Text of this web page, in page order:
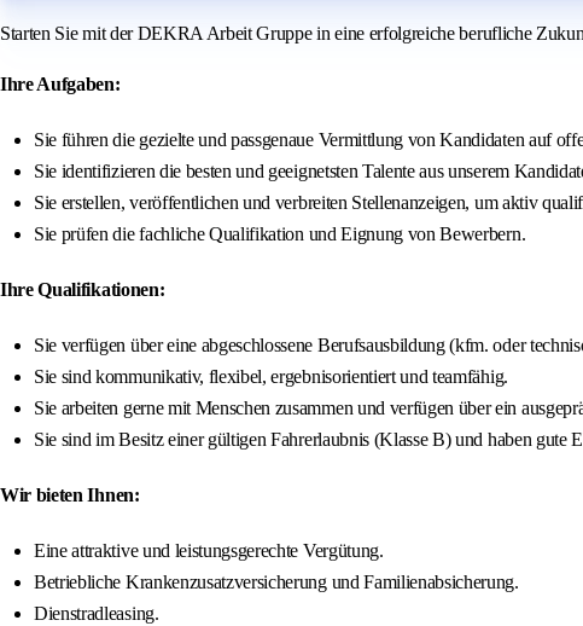
Starten Sie mit der DEKRA Arbeit Gruppe in eine erfolgreiche berufliche
Ihre Aufgaben:
Sie führen die gezielte und passgenaue Vermittlung von Kandidaten auf
Sie identifizieren die besten und geeignetsten Talente aus unserem
Sie erstellen, veröffentlichen und verbreiten Stellenanzeigen, um aktiv
Sie prüfen die fachliche Qualifikation und Eignung von Bewerbern.
Ihre Qualifikationen:
Sie verfügen über eine abgeschlossene Berufsausbildung (kfm. oder
Sie sind kommunikativ, flexibel, ergebnisorientiert und teamfähig.
Sie arbeiten gerne mit Menschen zusammen und verfügen über ein
Sie sind im Besitz einer gültigen Fahrerlaubnis (Klasse B) und haben gute
Wir bieten Ihnen:
Eine attraktive und leistungsgerechte Vergütung.
Betriebliche Krankenzusatzversicherung und Familienabsicherung.
Dienstradleasing.